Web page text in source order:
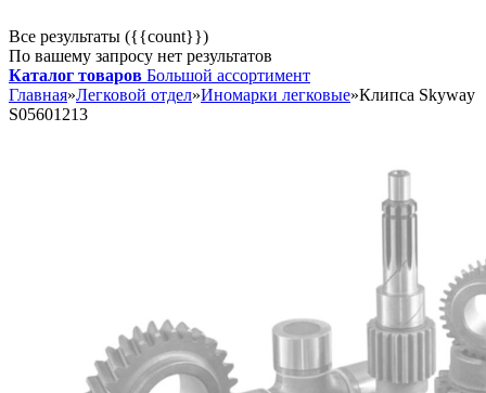
Все результаты ({{count}})
По вашему запросу нет результатов
Каталог товаров Большой ассортимент
Главная»Легковой отдел»Иномарки легковые»Клипса Skyway
S05601213